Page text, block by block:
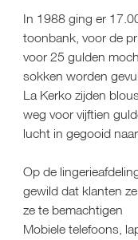
In 1988 ging er
toonbank, voor de
voor 25 gulden
sokken worden
La Kerko zijden
weg voor vijftien
lucht in gegooid
Op de
gewild dat klanten
ze te bemachtigen
Mobiele telefoons,